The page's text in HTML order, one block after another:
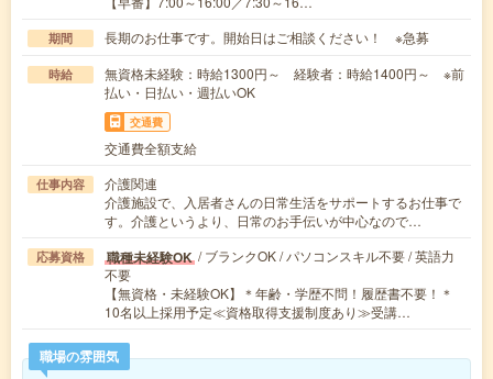
期間 長期のお仕事です。開始日はご相談ください！ ※急募
時給
無資格未経験：時給1300円～ 経験者：時給1400円～ ※前
払い・日払い・週払いOK
交通費
交通費全額支給
仕事内容
介護関連
介護施設で、入居者さんの日常生活をサポートするお仕事で
す。介護というより、日常のお手伝いが中心なので…
応募資格 職種未経験OK / ブランクOK / パソコンスキル不要 / 英語力
不要
【無資格・未経験OK】＊年齢・学歴不問！履歴書不要！＊
10名以上採用予定≪資格取得支援制度あり≫受講…
職場の雰囲気